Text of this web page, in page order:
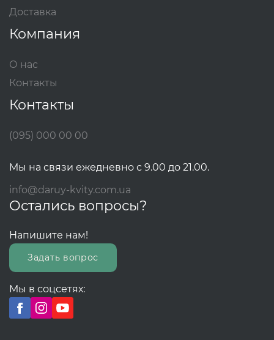
Доставка
Компания
О нас
Контакты
Контакты
(095) 000 00 00
Мы на связи ежедневно с 9.00 до 21.00.
info@daruy-kvity.com.ua
Остались вопросы?
Напишите нам!
Задать вопрос
Мы в соцсетях: